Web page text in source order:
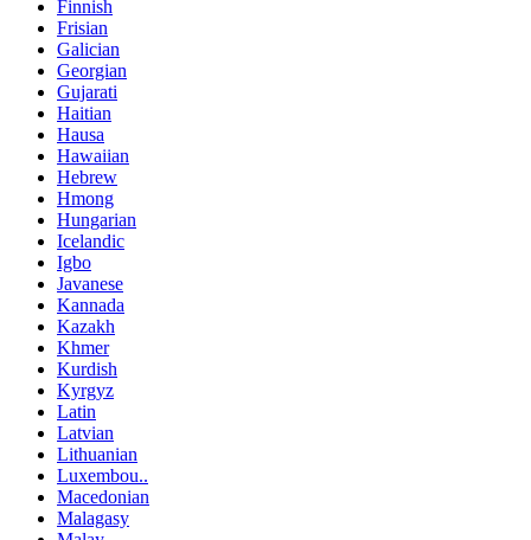
Finnish
Frisian
Galician
Georgian
Gujarati
Haitian
Hausa
Hawaiian
Hebrew
Hmong
Hungarian
Icelandic
Igbo
Javanese
Kannada
Kazakh
Khmer
Kurdish
Kyrgyz
Latin
Latvian
Lithuanian
Luxembou..
Macedonian
Malagasy